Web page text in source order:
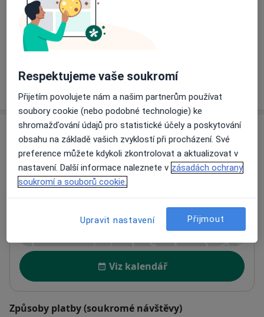
Supervize
2 000 Kč Detaily
Adresa
Soukromá psychoterapeutická praxe
Pekařská 12, 1. patro, dv. č. 26, Brno-střed,Brno
602 00
Přiblížit mapuse otevře v nové záložce
Dostupnost
Viz kalendář
Způsoby platby (soukromé návštěvy)
Respektujeme vaše soukromí
Přijetím povolujete nám a našim partnerům používat
soubory cookie (nebo podobné technologie) ke
shromažďování údajů pro statistické účely a poskytování
obsahu na základě vašich zvyklostí při procházení. Své
preference můžete kdykoli zkontrolovat a aktualizovat v
nastavení. Další informace naleznete v zásadách ochrany
soukromí a souborů cookie.
Upravit nastavení Přijmout